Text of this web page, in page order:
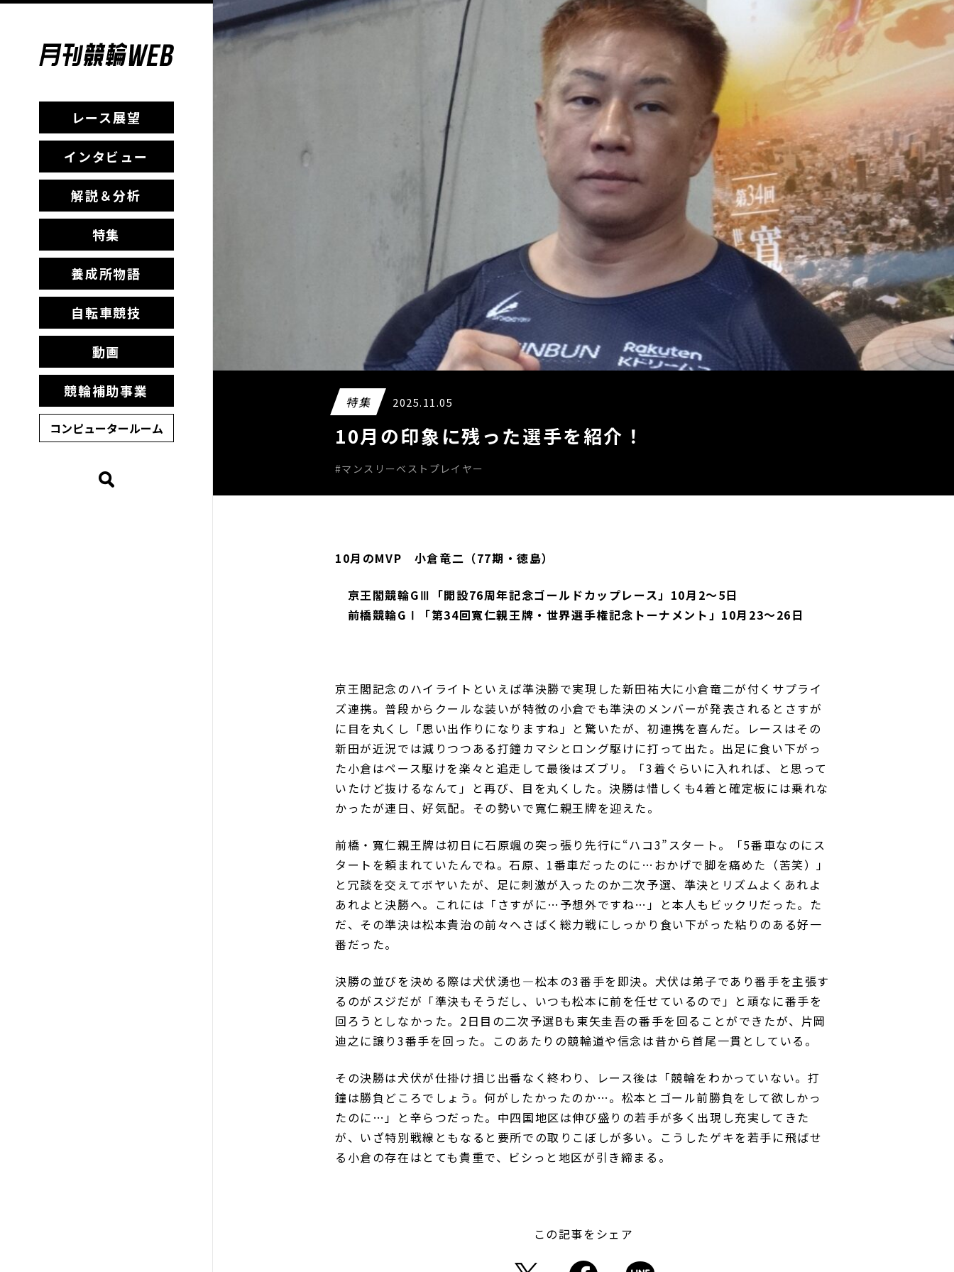
レース展望
インタビュー
解説＆分析
特集
養成所物語
自転車競技
動画
競輪補助事業
コンピュータールーム
特集 2025.11.05
10月の印象に残った選手を紹介！
#マンスリーベストプレイヤー
10月のMVP 小倉竜二（77期・徳島）
京王閣競輪GⅢ「開設76周年記念ゴールドカップレース」10月2～5日
前橋競輪GⅠ「第34回寬仁親王牌・世界選手権記念トーナメント」10月23～26日
京王閣記念のハイライトといえば準決勝で実現した新田祐大に小倉竜二が付くサプライ
ズ連携。普段からクールな装いが特徴の小倉でも準決のメンバーが発表されるとさすが
に目を丸くし「思い出作りになりますね」と驚いたが、初連携を喜んだ。レースはその
新田が近況では減りつつある打鐘カマシとロング駆けに打って出た。出足に食い下がっ
た小倉はペース駆けを楽々と追走して最後はズブリ。「3着ぐらいに入れれば、と思って
いたけど抜けるなんて」と再び、目を丸くした。決勝は惜しくも4着と確定板には乗れな
かったが連日、好気配。その勢いで寬仁親王牌を迎えた。
前橋・寬仁親王牌は初日に石原颯の突っ張り先行に“ハコ3”スタート。「5番車なのにス
タートを頼まれていたんでね。石原、1番車だったのに…おかげで脚を痛めた（苦笑）」
と冗談を交えてボヤいたが、足に刺激が入ったのか二次予選、準決とリズムよくあれよ
あれよと決勝へ。これには「さすがに…予想外ですね…」と本人もビックリだった。た
だ、その準決は松本貴治の前々へさばく総力戦にしっかり食い下がった粘りのある好一
番だった。
決勝の並びを決める際は犬伏湧也―松本の3番手を即決。犬伏は弟子であり番手を主張す
るのがスジだが「準決もそうだし、いつも松本に前を任せているので」と頑なに番手を
回ろうとしなかった。2日目の二次予選Bも東矢圭吾の番手を回ることができたが、片岡
迪之に譲り3番手を回った。このあたりの競輪道や信念は昔から首尾一貫としている。
その決勝は犬伏が仕掛け損じ出番なく終わり、レース後は「競輪をわかっていない。打
鐘は勝負どころでしょう。何がしたかったのか…。松本とゴール前勝負をして欲しかっ
たのに…」と辛らつだった。中四国地区は伸び盛りの若手が多く出現し充実してきた
が、いざ特別戦線ともなると要所での取りこぼしが多い。こうしたゲキを若手に飛ばせ
る小倉の存在はとても貴重で、ビシっと地区が引き締まる。
この記事をシェア